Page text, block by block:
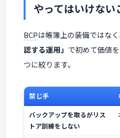
やってはいけない
BCPは帳簿上の装備ではなく
認する運用」 で初めて価値
つに絞ります。
禁じ手
バックアップを取るがリス
トア訓練をしない